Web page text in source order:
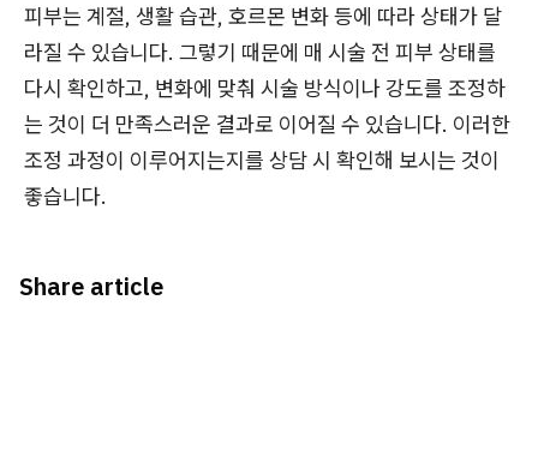
피부는 계절, 생활 습관, 호르몬 변화 등에 따라 상태가 달
라질 수 있습니다. 그렇기 때문에 매 시술 전 피부 상태를
다시 확인하고, 변화에 맞춰 시술 방식이나 강도를 조정하
는 것이 더 만족스러운 결과로 이어질 수 있습니다. 이러한
조정 과정이 이루어지는지를 상담 시 확인해 보시는 것이
좋습니다.
Share article